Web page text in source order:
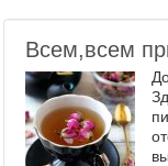
Всем,всем